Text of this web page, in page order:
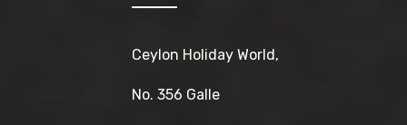
Ceylon Holiday World,
No. 356 Galle